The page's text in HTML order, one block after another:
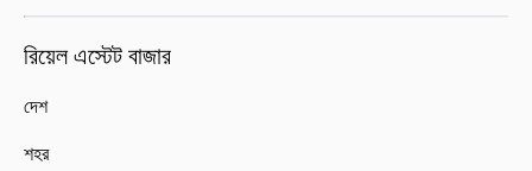
রিয়েল এস্টেট বাজার
দেশ
শহর